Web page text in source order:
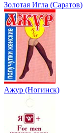
Золотая Игла (Саратов)
Ажур (Ногинск)